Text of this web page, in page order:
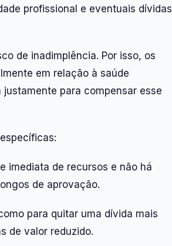
profissional e eventuais dívidas
de inadimplência. Por isso, os
em relação à saúde
para compensar esse
imediata de recursos e não há
de aprovação.
para quitar uma dívida mais
de valor reduzido.